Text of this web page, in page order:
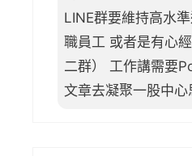
LINE群要維持高水
職員工 或者是有心
二群） 工作講需要
文章去凝聚一股中心